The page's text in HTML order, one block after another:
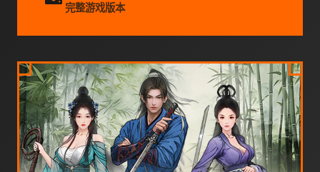
完整游戏版本